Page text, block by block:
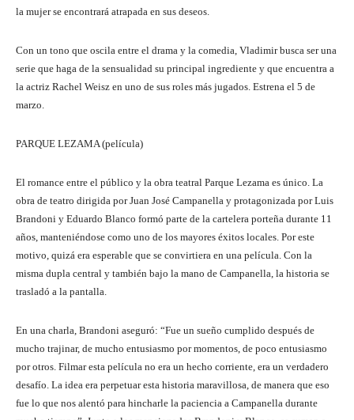
la mujer se encontrará atrapada en sus deseos.
Con un tono que oscila entre el drama y la comedia, Vladimir busca ser una
serie que haga de la sensualidad su principal ingrediente y que encuentra a
la actriz Rachel Weisz en uno de sus roles más jugados. Estrena el 5 de
marzo.
PARQUE LEZAMA (película)
El romance entre el público y la obra teatral Parque Lezama es único. La
obra de teatro dirigida por Juan José Campanella y protagonizada por Luis
Brandoni y Eduardo Blanco formó parte de la cartelera porteña durante 11
años, manteniéndose como uno de los mayores éxitos locales. Por este
motivo, quizá era esperable que se convirtiera en una película. Con la
misma dupla central y también bajo la mano de Campanella, la historia se
trasladó a la pantalla.
En una charla, Brandoni aseguró: “Fue un sueño cumplido después de
mucho trajinar, de mucho entusiasmo por momentos, de poco entusiasmo
por otros. Filmar esta película no era un hecho corriente, era un verdadero
desafío. La idea era perpetuar esta historia maravillosa, de manera que eso
fue lo que nos alentó para hincharle la paciencia a Campanella durante